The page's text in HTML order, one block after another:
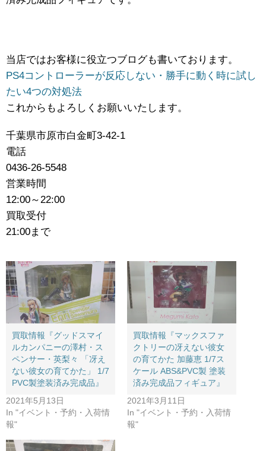
当店ではお客様に役立つブログも書いております。
PS4コントローラーが反応しない・勝手に動く時に試し
たい4つの対処法
これからもよろしくお願いいたします。
千葉県市原市白金町3-42-1
電話
0436-26-5548
営業時間
12:00～22:00
買取受付
21:00まで
買取情報『グッドスマイ
ルカンパニーの澤村・ス
ペンサー・英梨々 ​「冴え
ない彼女の育てかた」 ​1/7
​PVC製塗装済み完成品』
2021年5月13日
In "イベント・予約・入荷情
報"
買取情報『マックスファ
クトリーの冴えない彼女
の育てかた ​加藤恵 ​1/7ス
ケール ​ABS&PVC製 ​塗装
済み完成品フィギュア』
2021年3月11日
In "イベント・予約・入荷情
報"